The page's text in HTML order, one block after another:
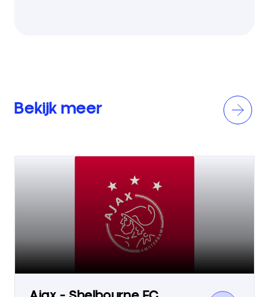
Bekijk meer